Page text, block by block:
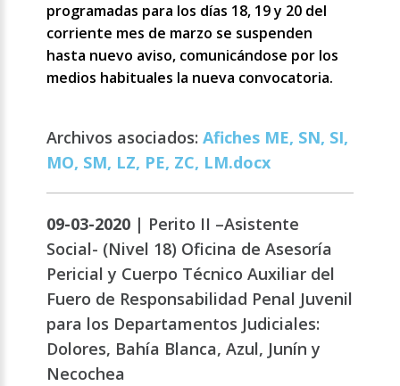
programadas para los días 18, 19 y 20 del
corriente mes de marzo se suspenden
hasta nuevo aviso, comunicándose por los
medios habituales la nueva convocatoria.
Archivos asociados:Afiches ME, SN, SI,
MO, SM, LZ, PE, ZC, LM.docx
09-03-2020 | Perito II –Asistente
Social- (Nivel 18) Oficina de Asesoría
Pericial y Cuerpo Técnico Auxiliar del
Fuero de Responsabilidad Penal Juvenil
para los Departamentos Judiciales:
Dolores, Bahía Blanca, Azul, Junín y
Necochea